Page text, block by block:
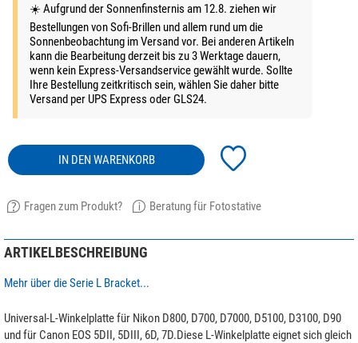
☀️ Aufgrund der Sonnenfinsternis am 12.8. ziehen wir
Bestellungen von Sofi-Brillen und allem rund um die
Sonnenbeobachtung im Versand vor. Bei anderen Artikeln
kann die Bearbeitung derzeit bis zu 3 Werktage dauern,
wenn kein Express-Versandservice gewählt wurde. Sollte
Ihre Bestellung zeitkritisch sein, wählen Sie daher bitte
Versand per UPS Express oder GLS24.
IN DEN WARENKORB
Fragen zum Produkt? Beratung für Fotostative
ARTIKELBESCHREIBUNG
Mehr über die Serie L Bracket...
Universal-L-Winkelplatte für Nikon D800, D700, D7000, D5100, D3100, D90
und für Canon EOS 5DII, 5DIII, 6D, 7D.Diese L-Winkelplatte eignet sich gleich